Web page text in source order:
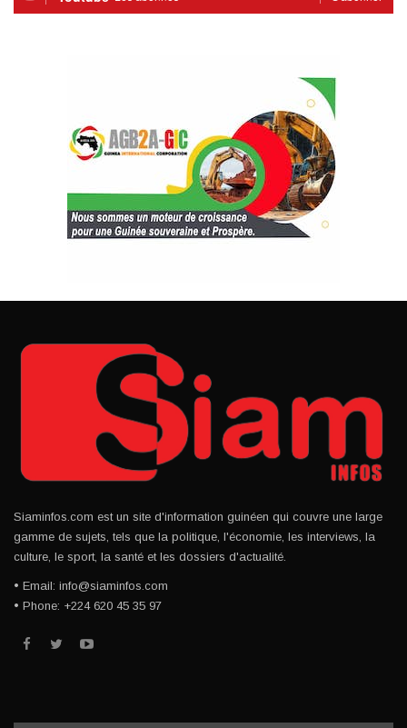
Siaminfos.com est un site d'information guinéen qui couvre une large
gamme de sujets, tels que la politique, l'économie, les interviews, la
culture, le sport, la santé et les dossiers d'actualité.
• Email: info@siaminfos.com
• Phone: +224 620 45 35 97